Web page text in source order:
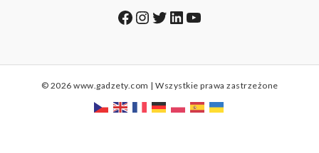
Facebook
Instagram
Twitter
LinkedIn
YouTube
© 2026 www.gadzety.com | Wszystkie prawa zastrzeżone